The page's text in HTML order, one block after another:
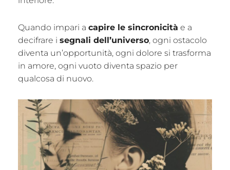
Quando impari a capire le sincronicità e a
decifrare i segnali dell’universo, ogni ostacolo
diventa un’opportunità, ogni dolore si trasforma
in amore, ogni vuoto diventa spazio per
qualcosa di nuovo.